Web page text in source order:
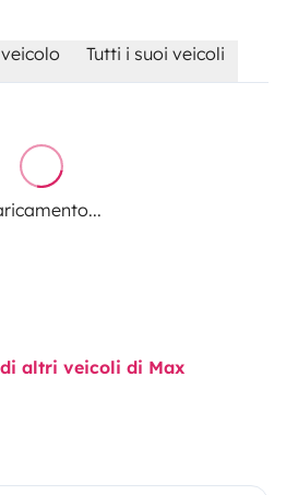
Tutti i suoi veicoli
altri veicoli di Max